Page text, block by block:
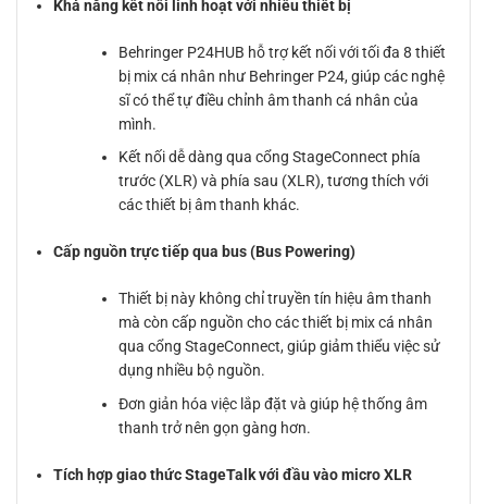
Khả năng kết nối linh hoạt với nhiều thiết bị
Behringer P24HUB hỗ trợ kết nối với tối đa 8 thiết
bị mix cá nhân như Behringer P24, giúp các nghệ
sĩ có thể tự điều chỉnh âm thanh cá nhân của
mình.
Kết nối dễ dàng qua cổng StageConnect phía
trước (XLR) và phía sau (XLR), tương thích với
các thiết bị âm thanh khác.
Cấp nguồn trực tiếp qua bus (Bus Powering)
Thiết bị này không chỉ truyền tín hiệu âm thanh
mà còn cấp nguồn cho các thiết bị mix cá nhân
qua cổng StageConnect, giúp giảm thiểu việc sử
dụng nhiều bộ nguồn.
Đơn giản hóa việc lắp đặt và giúp hệ thống âm
thanh trở nên gọn gàng hơn.
Tích hợp giao thức StageTalk với đầu vào micro XLR